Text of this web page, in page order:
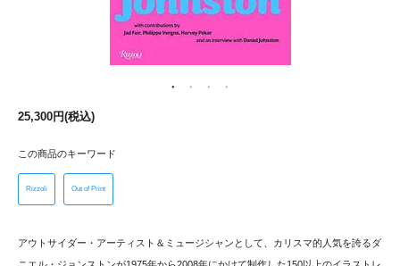
25,300円(税込)
この商品のキーワード
Rizzoli Out of Print
アウトサイダー・アーティスト＆ミュージシャンとして、カリスマ的人気を誇るダ
ニエル・ジョンストンが1975年から2008年にかけて制作した150以上のイラストレ